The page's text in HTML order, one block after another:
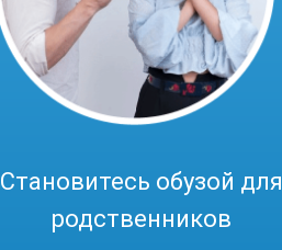
Становитесь обузой для
родственников